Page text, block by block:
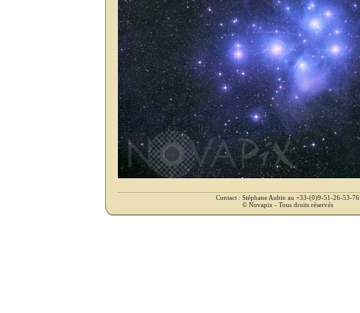
Contact : Stéphane Aubin au +33-(0)9-51-26-53-76
© Novapix - Tous droits réservés